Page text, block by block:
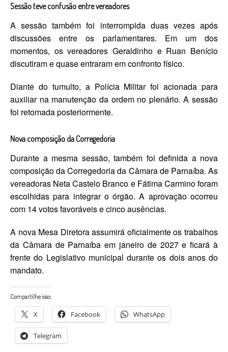
Sessão teve confusão entre vereadores
A sessão também foi interrompida duas vezes após
discussões entre os parlamentares. Em um dos
momentos, os vereadores Geraldinho e Ruan Benício
discutiram e quase entraram em confronto físico.
Diante do tumulto, a Polícia Militar foi acionada para
auxiliar na manutenção da ordem no plenário. A sessão
foi retomada posteriormente.
Nova composição da Corregedoria
Durante a mesma sessão, também foi definida a nova
composição da Corregedoria da Câmara de Parnaíba. As
vereadoras Neta Castelo Branco e Fátima Carmino foram
escolhidas para integrar o órgão. A aprovação ocorreu
com 14 votos favoráveis e cinco ausências.
A nova Mesa Diretora assumirá oficialmente os trabalhos
da Câmara de Parnaíba em janeiro de 2027 e ficará à
frente do Legislativo municipal durante os dois anos do
mandato.
Compartilhe isso:
X Facebook WhatsApp
Telegram